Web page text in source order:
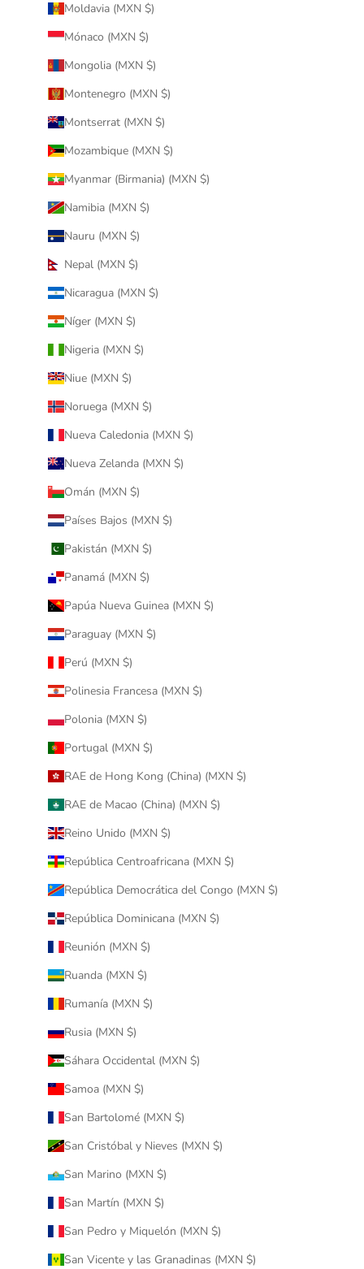
Moldavia (MXN $)
Mónaco (MXN $)
Mongolia (MXN $)
Montenegro (MXN $)
Montserrat (MXN $)
Mozambique (MXN $)
Myanmar (Birmania) (MXN $)
Namibia (MXN $)
Nauru (MXN $)
Nepal (MXN $)
Nicaragua (MXN $)
Níger (MXN $)
Nigeria (MXN $)
Niue (MXN $)
Noruega (MXN $)
Nueva Caledonia (MXN $)
Nueva Zelanda (MXN $)
Omán (MXN $)
Países Bajos (MXN $)
Pakistán (MXN $)
Panamá (MXN $)
Papúa Nueva Guinea (MXN $)
Paraguay (MXN $)
Perú (MXN $)
Polinesia Francesa (MXN $)
Polonia (MXN $)
Portugal (MXN $)
RAE de Hong Kong (China) (MXN $)
RAE de Macao (China) (MXN $)
Reino Unido (MXN $)
República Centroafricana (MXN $)
República Democrática del Congo (MXN $)
República Dominicana (MXN $)
Reunión (MXN $)
Ruanda (MXN $)
Rumanía (MXN $)
Rusia (MXN $)
Sáhara Occidental (MXN $)
Samoa (MXN $)
San Bartolomé (MXN $)
San Cristóbal y Nieves (MXN $)
San Marino (MXN $)
San Martín (MXN $)
San Pedro y Miquelón (MXN $)
San Vicente y las Granadinas (MXN $)